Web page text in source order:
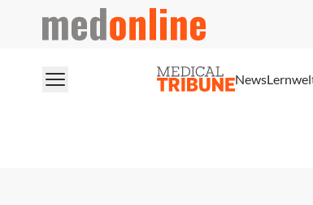
medonline
News